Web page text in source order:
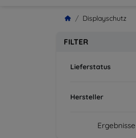
Displayschutz
FILTER
Lieferstatus
Hersteller
Ergebnisse